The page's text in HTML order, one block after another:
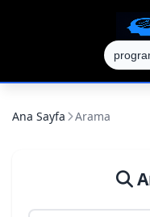
Ana Sayfa Arama